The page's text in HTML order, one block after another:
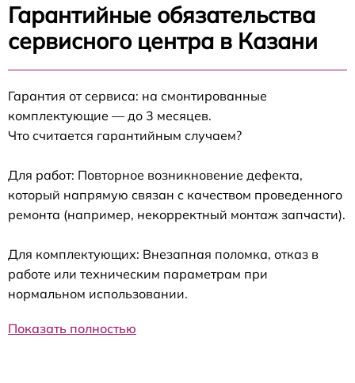
Гарантийные обязательства
сервисного центра в Казани
Гарантия от сервиса: на смонтированные
комплектующие — до 3 месяцев.
Что считается гарантийным случаем?
Для работ: Повторное возникновение дефекта,
который напрямую связан с качеством проведенного
ремонта (например, некорректный монтаж запчасти).
Для комплектующих: Внезапная поломка, отказ в
работе или техническим параметрам при
нормальном использовании.
Показать полностью